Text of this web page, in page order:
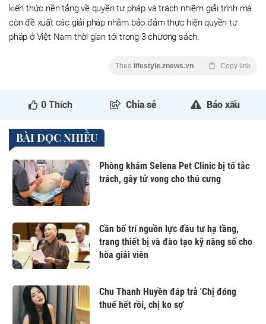
kiến thức nền tảng về quyền tư pháp và trách nhiệm giải trình mà
còn đề xuất các giải pháp nhằm bảo đảm thực hiện quyền tư
pháp ở Việt Nam thời gian tới trong 3 chương sách.
Theo lifestyle.znews.vn Copy link
0 Thích Chia sẻ Báo xấu
BÀI ĐỌC NHIỀU
Phòng khám Selena Pet Clinic bị tố tắc
trách, gây tử vong cho thú cưng
Cần bố trí nguồn lực đầu tư hạ tầng,
trang thiết bị và đào tạo kỹ năng số cho
hòa giải viên
Chu Thanh Huyền đáp trả 'Chị đóng
thuế hết rồi, chị ko sợ'